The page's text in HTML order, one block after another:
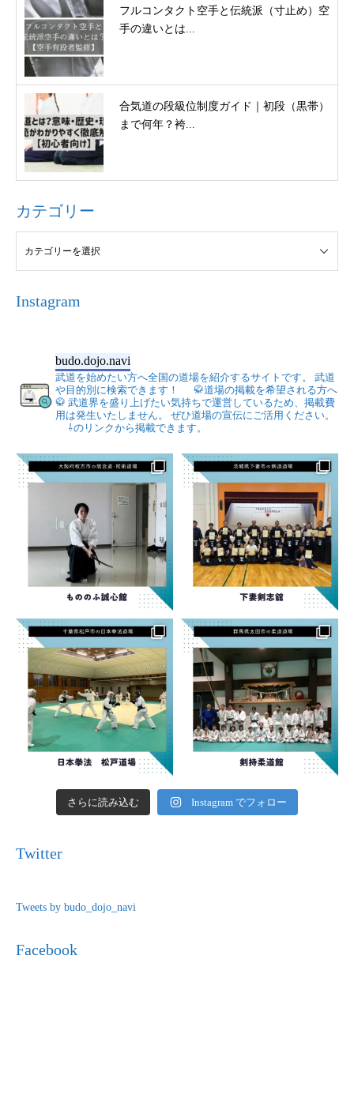
フルコンタクト空手と伝統派（寸止め）空
手の違いとは...
合気道の段級位制度ガイド｜初段（黒帯）
まで何年？袴...
カテゴリー
Instagram
budo.dojo.navi
武道を始めたい方へ全国の道場を紹介するサイトです。
武道
や目的別に検索できます！
🥋道場の掲載を希望される方へ
🥋 武道界を盛り上げたい気持ちで運営しているため、掲載費
用は発生いたしません。
ぜひ道場の宣伝にご活用ください。
⇩のリンクから掲載できます。
さらに読み込む Instagram でフォロー
Twitter
Tweets by budo_dojo_navi
Facebook